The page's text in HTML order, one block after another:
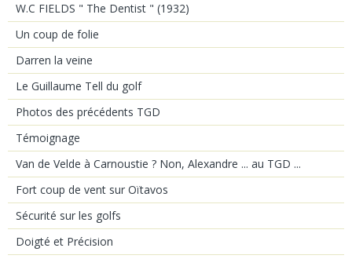
W.C FIELDS " The Dentist " (1932)
Un coup de folie
Darren la veine
Le Guillaume Tell du golf
Photos des précédents TGD
Témoignage
Van de Velde à Carnoustie ? Non, Alexandre ... au TGD ...
Fort coup de vent sur Oïtavos
Sécurité sur les golfs
Doigté et Précision